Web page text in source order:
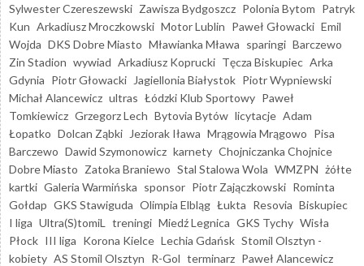
Sylwester Czereszewski Zawisza Bydgoszcz Polonia Bytom Patryk
Kun Arkadiusz Mroczkowski Motor Lublin Paweł Głowacki Emil
Wojda DKS Dobre Miasto Mławianka Mława sparingi Barczewo
Zin Stadion wywiad Arkadiusz Koprucki Tęcza Biskupiec Arka
Gdynia Piotr Głowacki Jagiellonia Białystok Piotr Wypniewski
Michał Alancewicz ultras Łódzki Klub Sportowy Paweł
Tomkiewicz Grzegorz Lech Bytovia Bytów licytacje Adam
Łopatko Dolcan Ząbki Jeziorak Iława Mrągowia Mrągowo Pisa
Barczewo Dawid Szymonowicz karnety Chojniczanka Chojnice
Dobre Miasto Zatoka Braniewo Stal Stalowa Wola WMZPN żółte
kartki Galeria Warmińska sponsor Piotr Zajączkowski Rominta
Gołdap GKS Stawiguda Olimpia Elbląg Łukta Resovia Biskupiec
I liga Ultra(S)tomiL treningi Miedź Legnica GKS Tychy Wisła
Płock III liga Korona Kielce Lechia Gdańsk Stomil Olsztyn -
kobiety AS Stomil Olsztyn R-Gol terminarz Paweł Alancewicz